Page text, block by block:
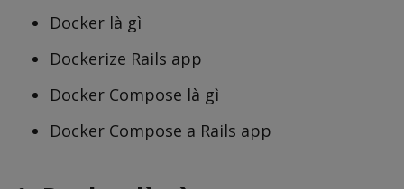
Docker là gì
Dockerize Rails app
Docker Compose là gì
Docker Compose a Rails app